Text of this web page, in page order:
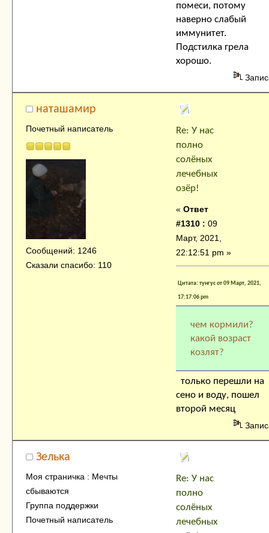
помеси, потому
наверно слабый
иммунитет.
Подстилка грела
хорошо.
наташамир
Почетный написатель
Сообщений: 1246
Сказали спасибо: 110
Re: У нас
полно
солёных
лечебных
озёр!
« Ответ
#1310 : 09
Март, 2021,
22:12:51 pm »
Цитата: тунгус от 09 Март, 2021,
17:17:06 pm
чем кормили?
какой возраст
козлят?
только перешли на
сено и воду, пошел
второй месяц
Зелька
Моя страничка : Мечты
сбываются
Группа поддержки
Почетный написатель
Re: У нас
полно
солёных
лечебных